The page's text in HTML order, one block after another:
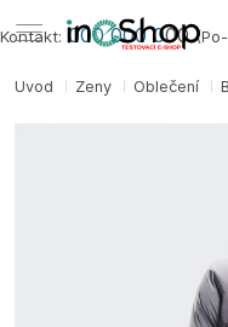
Úvod Ženy Oblečení
Kontakt: 000 000 000